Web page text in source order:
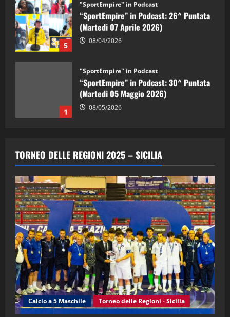
5
"SportEmpire" in Podcast
“SportEmpire” in Podcast: 26^ Puntata
(Martedi 07 Aprile 2026)
08/04/2026
1
"SportEmpire" in Podcast
“SportEmpire” in Podcast: 30^ Puntata
(Martedi 05 Maggio 2026)
08/05/2026
2
“SportEmpire” in Podcast: 29^ Puntata
(Martedi 28 Aprile 2026)
28/04/2026
3
"SportEmpire" in Podcast
“SportEmpire” in Podcast: 28^ Puntata
(Martedi 21 Aprile 2026)
21/04/2026
4
"SportEmpire" in Podcast Sport News
“SportEmpire” in Podcast: 27^ Puntata
(Martedi 14 Aprile 2026)
15/04/2026
TORNEO DELLE REGIONI 2025 – SICILIA
Calcio a 5 Maschile Torneo delle Regioni - Sicilia